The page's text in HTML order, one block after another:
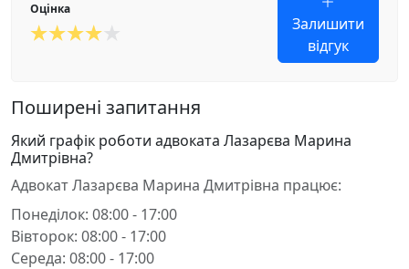
Оцінка
Залишити
відгук
Поширені запитання
Який графік роботи адвоката Лазарєва Марина
Дмитрівна?
Адвокат Лазарєва Марина Дмитрівна працює:
Понеділок: 08:00 - 17:00
Вівторок: 08:00 - 17:00
Середа: 08:00 - 17:00